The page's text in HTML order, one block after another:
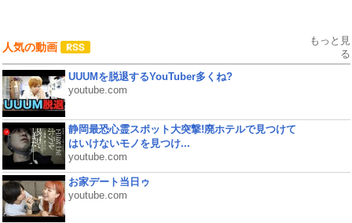
人気の動画
もっと見
る
UUUMを脱退するYouTuber多くね?
youtube.com
静岡最恐心霊スポット大突撃!廃ホテルで見つけて
はいけないモノを見つけ...
youtube.com
お家デート当日ゥ
youtube.com